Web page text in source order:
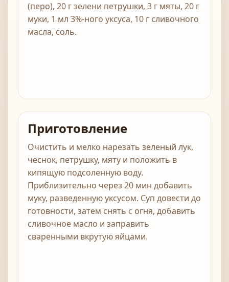
(перо), 20 г зелени петрушки, 3 г мяты, 20 г
муки, 1 мл 3%-ного уксуса, 10 г сливочного
масла, соль.
Приготовление
Очистить и мелко нарезать зеленый лук,
чеснок, петрушку, мяту и положить в
кипящую подсоленную воду.
Приблизительно через 20 мин добавить
муку, разведенную уксусом. Суп довести до
готовности, затем снять с огня, добавить
сливочное масло и заправить
сваренными вкрутую яйцами.